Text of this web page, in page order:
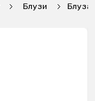
Блузи